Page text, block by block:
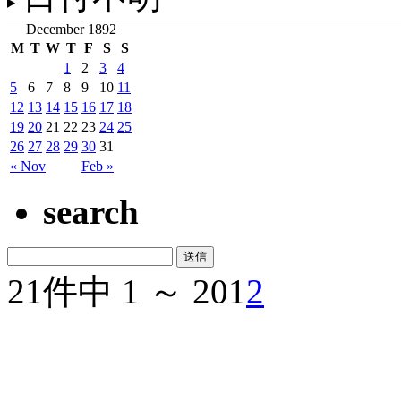
December 1892
M T W T F S S
« Nov Feb »
1 2 3
4
5
6 7 8 9 10 11
12 13 14 15 16 17 18
19 20 21 22 23 24 25
26 27 28 29 30 31
search
21件中 1 ～ 2012